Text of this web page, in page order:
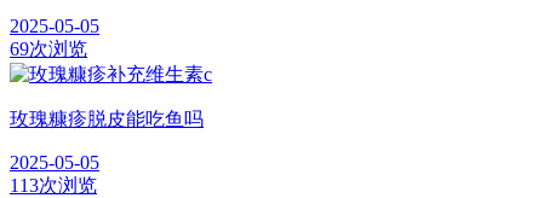
2025-05-05
69次浏览
玫瑰糠疹脱皮能吃鱼吗
2025-05-05
113次浏览